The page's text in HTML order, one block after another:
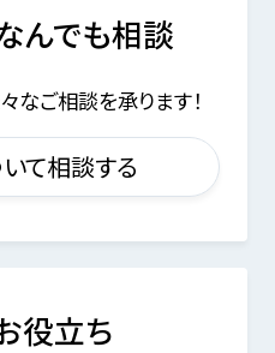
んでも相談
なご相談を承ります！
て相談する
役立ち